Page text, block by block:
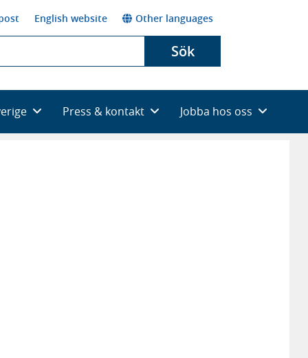
English website Other languages
Sök
Press & kontakt Jobba hos oss